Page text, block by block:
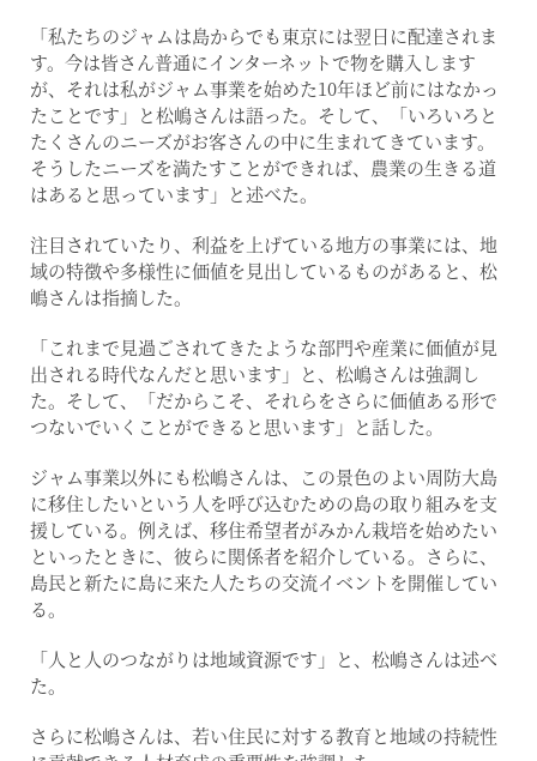
「私たちのジャムは島からでも東京には翌日に配達されま
す。今は皆さん普通にインターネットで物を購入します
が、それは私がジャム事業を始めた10年ほど前にはなかっ
たことです」と松嶋さんは語った。そして、「いろいろと
たくさんのニーズがお客さんの中に生まれてきています。
そうしたニーズを満たすことができれば、農業の生きる道
はあると思っています」と述べた。
注目されていたり、利益を上げている地方の事業には、地
域の特徴や多様性に価値を見出しているものがあると、松
嶋さんは指摘した。
「これまで見過ごされてきたような部門や産業に価値が見
出される時代なんだと思います」と、松嶋さんは強調し
た。そして、「だからこそ、それらをさらに価値ある形で
つないでいくことができると思います」と話した。
ジャム事業以外にも松嶋さんは、この景色のよい周防大島
に移住したいという人を呼び込むための島の取り組みを支
援している。例えば、移住希望者がみかん栽培を始めたい
といったときに、彼らに関係者を紹介している。さらに、
島民と新たに島に来た人たちの交流イベントを開催してい
る。
「人と人のつながりは地域資源です」と、松嶋さんは述べ
た。
さらに松嶋さんは、若い住民に対する教育と地域の持続性